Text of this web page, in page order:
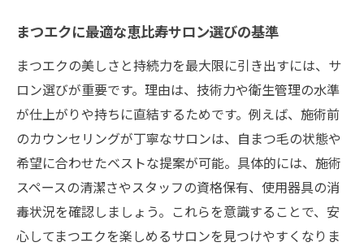
まつエクに最適な恵比寿サロン選びの基準
まつエクの美しさと持続力を最大限に引き出すには、サ
ロン選びが重要です。理由は、技術力や衛生管理の水準
が仕上がりや持ちに直結するためです。例えば、施術前
のカウンセリングが丁寧なサロンは、自まつ毛の状態や
希望に合わせたベストな提案が可能。具体的には、施術
スペースの清潔さやスタッフの資格保有、使用器具の消
毒状況を確認しましょう。これらを意識することで、安
心してまつエクを楽しめるサロンを見つけやすくなりま